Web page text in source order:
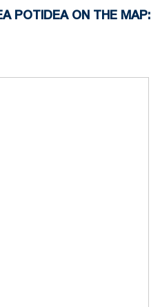
POTIDEA ON THE MAP: